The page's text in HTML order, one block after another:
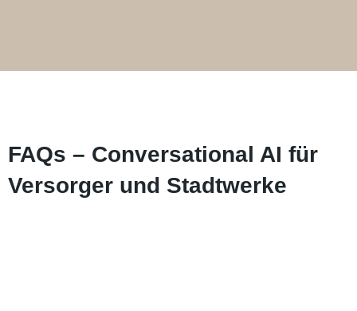
FAQs – Conversational AI für
Versorger und Stadtwerke